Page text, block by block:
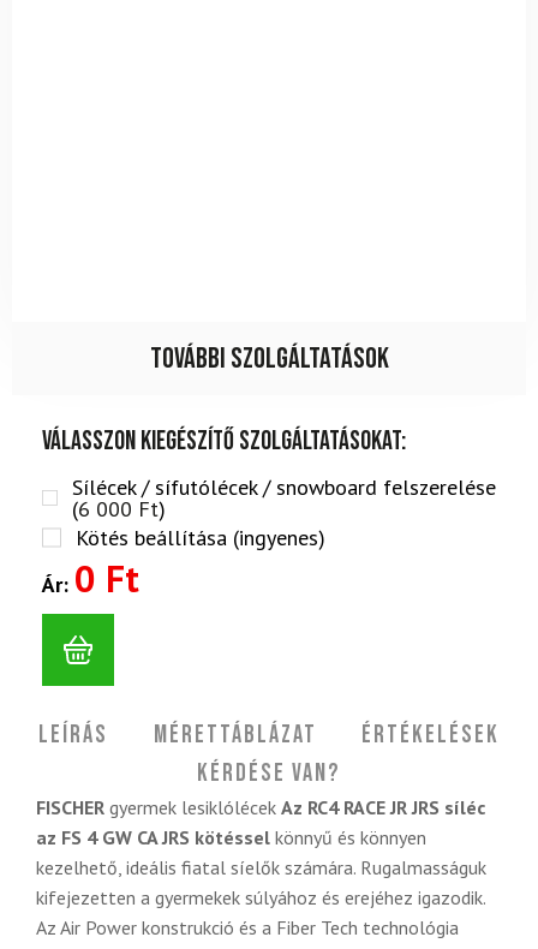
További szolgáltatások
Válasszon kiegészítő szolgáltatásokat:
Sílécek / sífutólécek / snowboard felszerelése
(6 000 Ft)
Kötés beállítása (ingyenes)
Ár: 0 Ft
Leírás Mérettáblázat
Értékelések
Kérdése van?
FISCHER gyermek lesiklólécek Az RC4 RACE JR JRS síléc
az FS 4 GW CA JRS kötéssel könnyű és könnyen
kezelhető, ideális fiatal síelők számára. Rugalmasságuk
kifejezetten a gyermekek súlyához és erejéhez igazodik.
Az Air Power konstrukció és a Fiber Tech technológia